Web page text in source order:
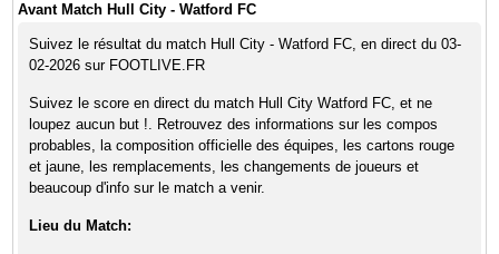
Avant Match Hull City - Watford FC
Suivez le résultat du match Hull City - Watford FC, en direct du 03-
02-2026 sur FOOTLIVE.FR
Suivez le score en direct du match Hull City Watford FC, et ne
loupez aucun but !. Retrouvez des informations sur les compos
probables, la composition officielle des équipes, les cartons rouge
et jaune, les remplacements, les changements de joueurs et
beaucoup d'info sur le match a venir.
Lieu du Match: